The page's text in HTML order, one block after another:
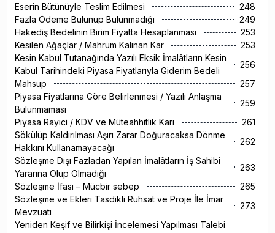
Eserin Bütünüyle Teslim Edilmesi
248
Fazla Ödeme Bulunup Bulunmadığı
249
Hakediş Bedelinin Birim Fiyatta Hesaplanması
253
Kesilen Ağaçlar / Mahrum Kalınan Kar
253
Kesin Kabul Tutanağında Yazılı Eksik İmalâtların Kesin
Kabul Tarihindeki Piyasa Fiyatlarıyla Giderim Bedeli
256
Mahsup
257
Piyasa Fiyatlarına Göre Belirlenmesi / Yazılı Anlaşma
Bulunmaması
259
Piyasa Rayici / KDV ve Müteahhitlik Karı
261
Sökülüp Kaldırılması Aşırı Zarar Doğuracaksa Dönme
Hakkını Kullanamayacağı
262
Sözleşme Dışı Fazladan Yapılan İmalâtların İş Sahibi
Yararına Olup Olmadığı
263
Sözleşme İfası – Mücbir sebep
265
Sözleşme ve Ekleri Tasdikli Ruhsat ve Proje İle İmar
Mevzuatı
273
Yeniden Keşif ve Bilirkişi İncelemesi Yapılması Talebi